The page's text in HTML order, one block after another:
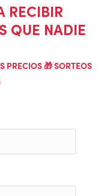
RECIBIR
QUE NADIE
PRECIOS 🎁 SORTEOS